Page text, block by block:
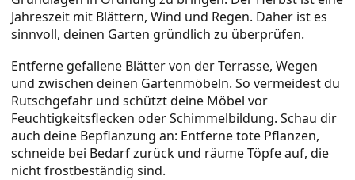
Jahreszeit mit Blättern, Wind und Regen. Daher ist es
sinnvoll, deinen Garten gründlich zu überprüfen.
Entferne gefallene Blätter von der Terrasse, Wegen
und zwischen deinen Gartenmöbeln. So vermeidest du
Rutschgefahr und schützt deine Möbel vor
Feuchtigkeitsflecken oder Schimmelbildung. Schau dir
auch deine Bepflanzung an: Entferne tote Pflanzen,
schneide bei Bedarf zurück und räume Töpfe auf, die
nicht frostbeständig sind.